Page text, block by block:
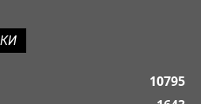
10795